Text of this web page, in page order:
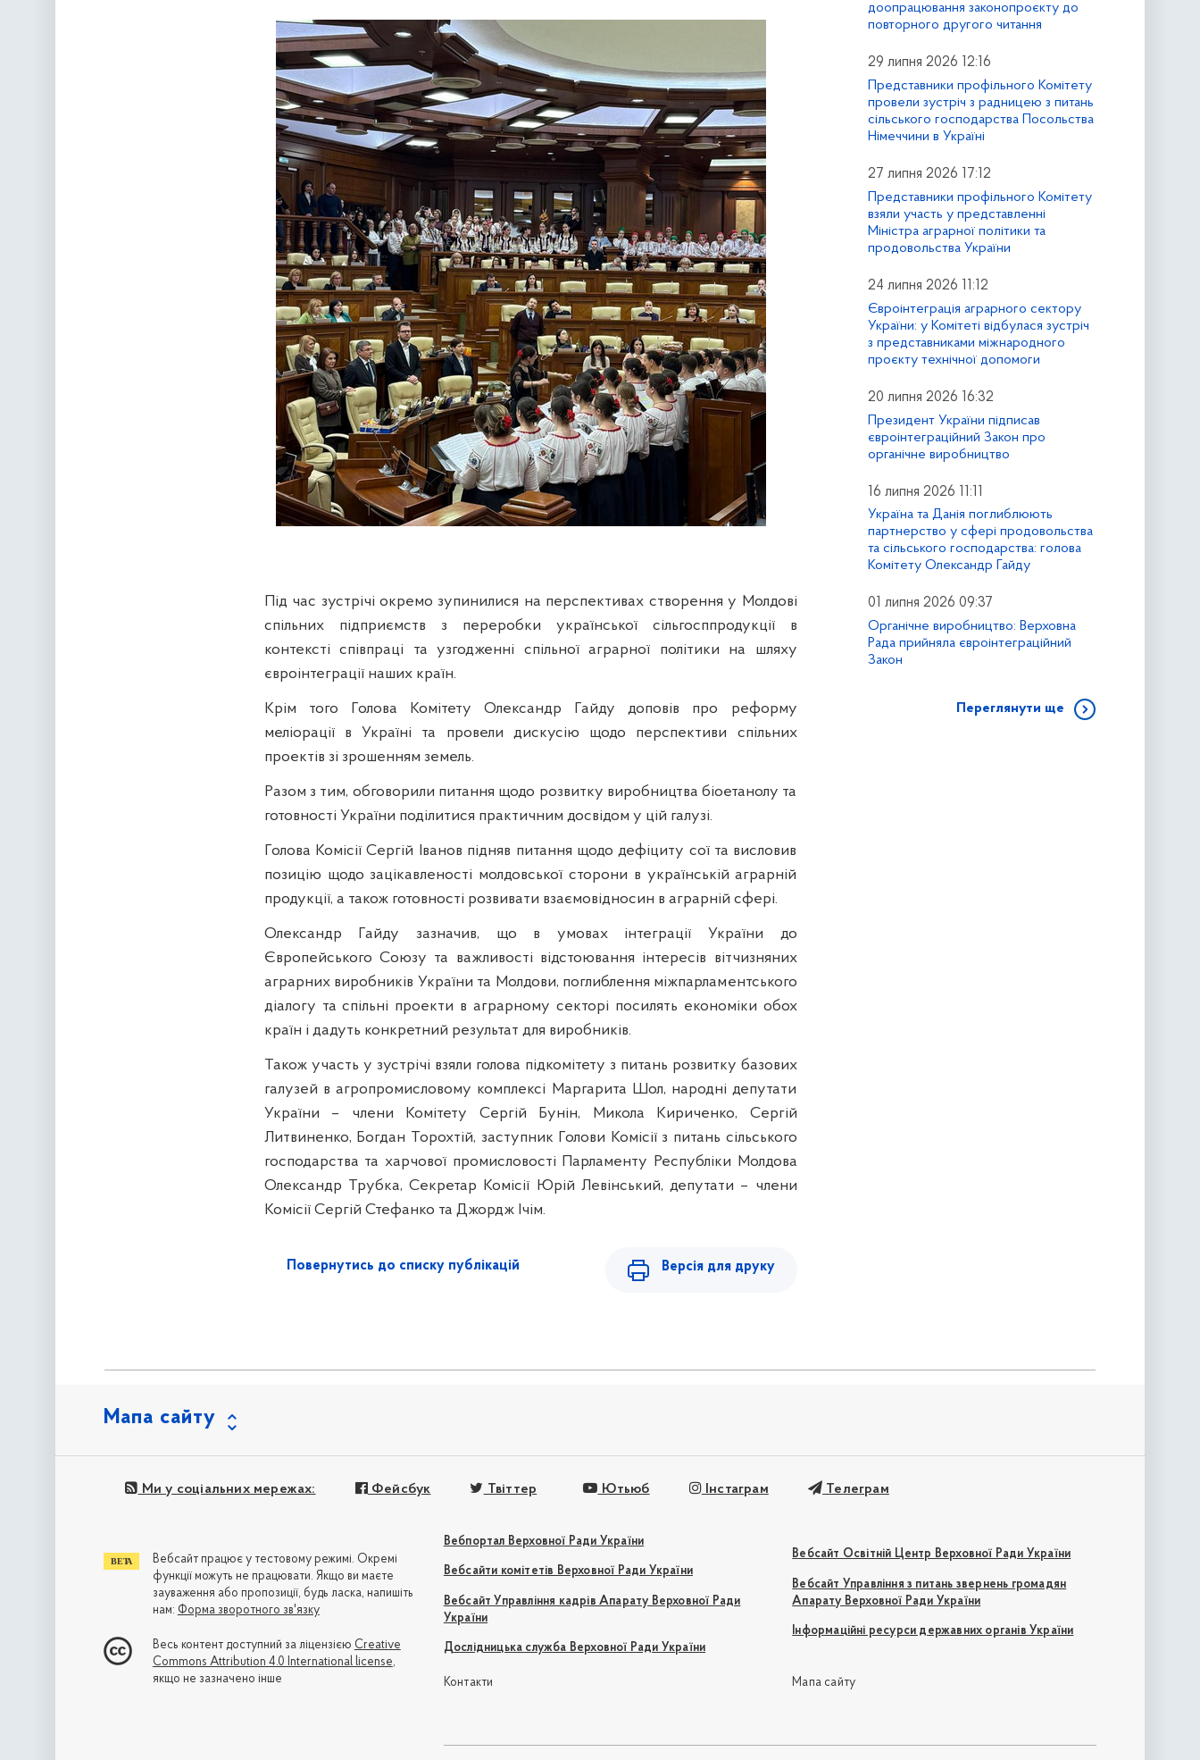
Під час зустрічі окремо зупинилися на перспективах створення у Молдові
спільних підприємств з переробки української сільгосппродукції в
контексті співпраці та узгодженні спільної аграрної політики на шляху
євроінтеграції наших країн.
Крім того Голова Комітету Олександр Гайду доповів про реформу
меліорації в Україні та провели дискусію щодо перспективи спільних
проектів зі зрошенням земель.
Разом з тим, обговорили питання щодо розвитку виробництва біоетанолу та
готовності України поділитися практичним досвідом у цій галузі.
Голова Комісії Сергій Іванов підняв питання щодо дефіциту сої та висловив
позицію щодо зацікавленості молдовської сторони в українській аграрній
продукції, а також готовності розвивати взаємовідносин в аграрній сфері.
Олександр Гайду зазначив, що в умовах інтеграції України до
Європейського Союзу та важливості відстоювання інтересів вітчизняних
аграрних виробників України та Молдови, поглиблення міжпарламентського
діалогу та спільні проекти в аграрному секторі посилять економіки обох
країн і дадуть конкретний результат для виробників.
Також участь у зустрічі взяли голова підкомітету з питань розвитку базових
галузей в агропромисловому комплексі Маргарита Шол, народні депутати
України – члени Комітету Сергій Бунін, Микола Кириченко, Сергій
Литвиненко, Богдан Торохтій, заступник Голови Комісії з питань сільського
господарства та харчової промисловості Парламенту Республіки Молдова
Олександр Трубка, Секретар Комісії Юрій Левінський, депутати – члени
Комісії Сергій Стефанко та Джордж Ічім.
Повернутись до списку публікацій Версія для друку
доопрацювання законопроєкту до
повторного другого читання
29 липня 2026 12:16
Представники профільного Комітету
провели зустріч з радницею з питань
сільського господарства Посольства
Німеччини в Україні
27 липня 2026 17:12
Представники профільного Комітету
взяли участь у представленні
Міністра аграрної політики та
продовольства України
24 липня 2026 11:12
Євроінтеграція аграрного сектору
України: у Комітеті відбулася зустріч
з представниками міжнародного
проєкту технічної допомоги
20 липня 2026 16:32
Президент України підписав
євроінтеграційний Закон про
органічне виробництво
16 липня 2026 11:11
Україна та Данія поглиблюють
партнерство у сфері продовольства
та сільського господарства: голова
Комітету Олександр Гайду
01 липня 2026 09:37
Органічне виробництво: Верховна
Рада прийняла євроінтеграційний
Закон
Переглянути ще
Мапа сайту
Ми у соціальних мережах: Фейсбук Твіттер Ютьюб Інстаграм Телеграм
Вебпортал Верховної Ради України
Вебсайти комітетів Верховної Ради України
Вебсайт Управління кадрів Апарату Верховної Ради
України
Дослідницька служба Верховної Ради України
Вебсайт Освітній Центр Верховної Ради України
Вебсайт Управління з питань звернень громадян
Апарату Верховної Ради України
Інформаційні ресурси державних органів України
Контакти Мапа сайту
Вебсайт працює у тестовому режимі. Окремі
функції можуть не працювати. Якщо ви маєте
зауваження або пропозиції, будь ласка, напишіть
нам: Форма зворотного зв'язку
Весь контент доступний за ліцензією Creative
Commons Attribution 4.0 International license,
якщо не зазначено інше